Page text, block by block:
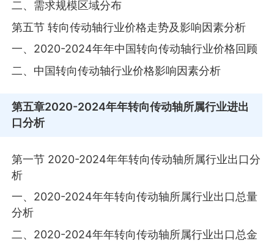
二、需求规模区域分布
第五节 转向传动轴行业价格走势及影响因素分析
一、2020-2024年年中国转向传动轴行业价格回顾
二、中国转向传动轴行业价格影响因素分析
第五章2020-2024年年转向传动轴所属行业进出
口分析
第一节 2020-2024年年转向传动轴所属行业出口分
析
一、2020-2024年年转向传动轴所属行业出口总量
分析
二、2020-2024年年转向传动轴所属行业出口总金